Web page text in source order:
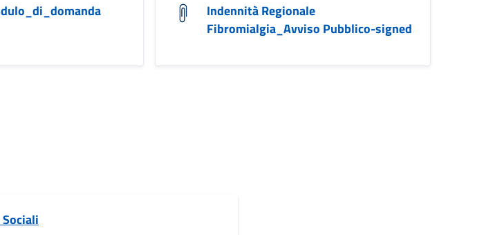
Indennità Regionale
Fibromialgia_Avviso Pubblico-signed
.